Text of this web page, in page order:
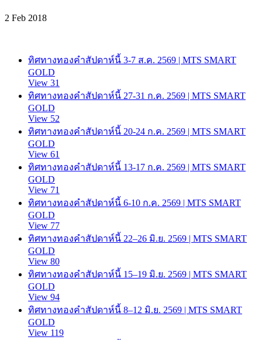
2 Feb 2018
ทิศทางทองคำสัปดาห์นี้ 3-7 ส.ค. 2569 | MTS SMART
GOLD
View 31
ทิศทางทองคำสัปดาห์นี้ 27-31 ก.ค. 2569 | MTS SMART
GOLD
View 52
ทิศทางทองคำสัปดาห์นี้ 20-24 ก.ค. 2569 | MTS SMART
GOLD
View 61
ทิศทางทองคำสัปดาห์นี้ 13-17 ก.ค. 2569 | MTS SMART
GOLD
View 71
ทิศทางทองคำสัปดาห์นี้ 6-10 ก.ค. 2569 | MTS SMART
GOLD
View 77
ทิศทางทองคำสัปดาห์นี้ 22–26 มิ.ย. 2569 | MTS SMART
GOLD
View 80
ทิศทางทองคำสัปดาห์นี้ 15–19 มิ.ย. 2569 | MTS SMART
GOLD
View 94
ทิศทางทองคำสัปดาห์นี้ 8–12 มิ.ย. 2569 | MTS SMART
GOLD
View 119